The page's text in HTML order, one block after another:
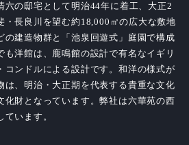
六の邸宅として明治44年に着工、大正2
・長良川を望む約18,000㎡の広大な敷地
の建造物群と「池泉回遊式」庭園で構成
も洋館は、鹿鳴館の設計で有名なイギリ
コンドルによる設計です。和洋の様式が
は、明治・大正期を代表する貴重な文化
化財となっています。弊社は六華苑の西
います。